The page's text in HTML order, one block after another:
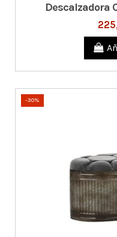
Descalzadora
-30%